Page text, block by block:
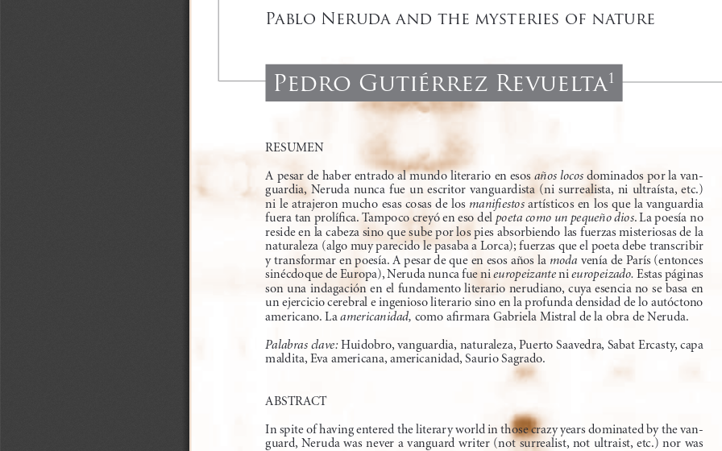
Pablo Neruda and the mysteries of nature
Pedro Gutiérrez Revuelta 1
RESUMEn
A pesar de haber entrado al mundo literario en esos años locos dominados por la van-
guardia,  neruda  nunca  fue  un  escritor  vanguardista  (ni  surrealista,  ni  ultraísta,  etc.)
ni le atrajeron mucho esas cosas de los manifiestos artísticos en los que la vanguardia
fuera tan prolífica. Tampoco creyó en eso del poeta como un pequeño dios. La poesía no
reside en la cabeza sino que sube por los pies absorbiendo las fuerzas misteriosas de la
naturaleza (algo muy parecido le pasaba a Lorca); fuerzas que el poeta debe transcribir
y transformar en poesía. A pesar de que en esos años la moda venía de parís (entonces
sinécdoque de Europa), neruda nunca fue ni europeizante ni europeizado. Estas páginas
son una indagación en el fundamento literario nerudiano, cuya esencia no se basa en
un ejercicio cerebral e ingenioso literario sino en la profunda densidad de lo autóctono
americano. La americanidad, como afirmara gabriela Mistral de la obra de neruda.
Palabras clave: Huidobro, vanguardia, naturaleza, puerto Saavedra, Sabat Ercasty, capa
maldita, Eva americana, americanidad, Saurio Sagrado.
ABSTRACT
In spite of having entered the literary world in those crazy years dominated by the van-
guard, neruda was never a vanguard writer (not surrealist, not ultraist, etc.) nor was